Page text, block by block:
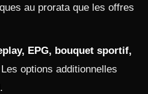
au prorata que les offres
EPG, bouquet sportif,
options additionnelles